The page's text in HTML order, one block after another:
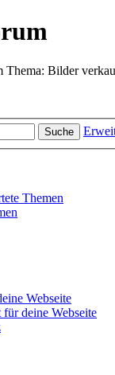
Thema: Bilder
Suche
Themen
Webseite
deine Webseite